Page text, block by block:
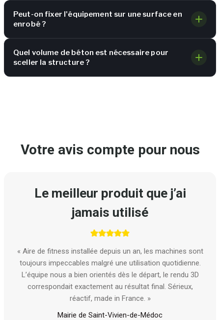
Peut-on fixer l'équipement sur une surface en
enrobé ?
Quel volume de béton est nécessaire pour
sceller la structure ?
Votre avis compte pour nous
Le meilleur produit que j’ai
jamais utilisé
« Aire de fitness installée depuis un an, les machines sont
toujours impeccables malgré une utilisation quotidienne.
L’équipe nous a bien orientés dès le départ, le rendu 3D
correspondait exactement au résultat final. Sérieux,
réactif, made in France. »
Mairie de Saint-Vivien-de-Médoc